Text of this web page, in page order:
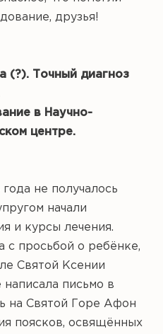
друзья!
(?). Точный диагноз
в Научно-
центре.
не получалось
начали
и курсы лечения.
с просьбой о ребёнке,
Святой Ксении
письмо в
на Святой Горе Афон
поясков, освящённых